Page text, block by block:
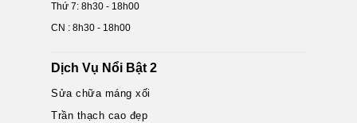
Thứ 7: 8h30 - 18h00
CN : 8h30 - 18h00
Dịch Vụ Nổi Bật 2
Sửa chữa máng xối
Trần thạch cao đẹp